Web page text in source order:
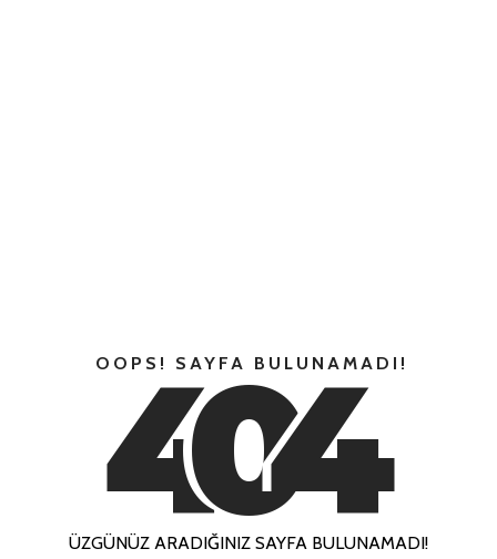
OOPS! SAYFA BULUNAMADI!
404
ÜZGÜNÜZ ARADIĞINIZ SAYFA BULUNAMADI!